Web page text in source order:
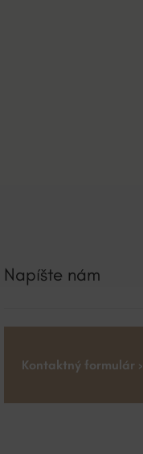
Napíšte nám
Kontaktný formulár ›